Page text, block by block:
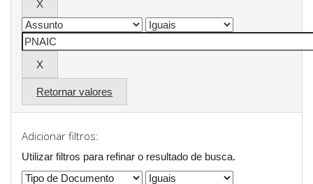
Retornar valores
Adicionar filtros:
Utilizar filtros para refinar o resultado de busca.